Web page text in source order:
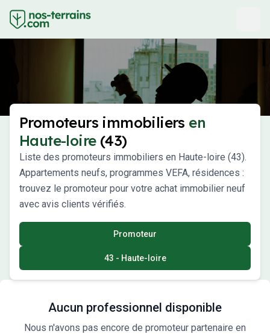
Promoteurs immobiliers en
Haute-loire(43)
Liste des promoteurs immobiliers en Haute-loire (43).
Appartements neufs, programmes VEFA, résidences :
trouvez le promoteur pour votre achat immobilier neuf
avec avis clients vérifiés.
Promoteur
43 - Haute-loire
Aucun professionnel disponible
Nous n'avons pas encore de promoteur partenaire en